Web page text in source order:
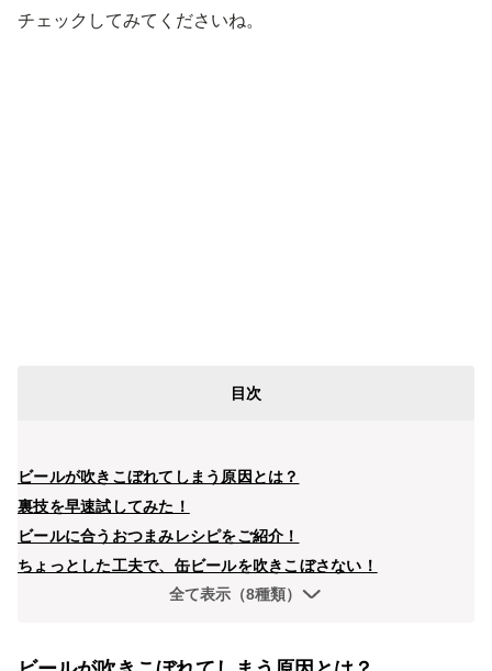
チェックしてみてくださいね。
目次
ビールが吹きこぼれてしまう原因とは？
裏技を早速試してみた！
ビールに合うおつまみレシピをご紹介！
ちょっとした工夫で、缶ビールを吹きこぼさない！
全て表示（8種類）